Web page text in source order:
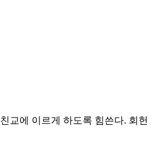
교에 이르게 하도록 힘쓴다. 회헌